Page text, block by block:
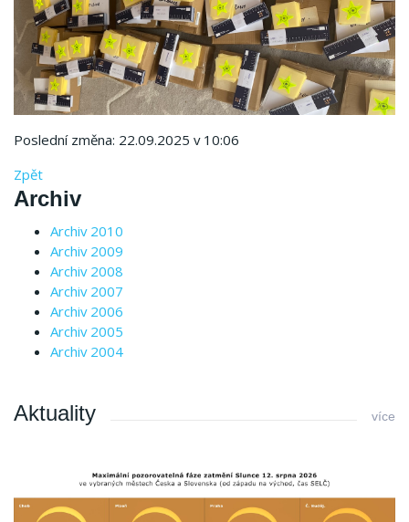
Poslední změna: 22.09.2025 v 10:06
Zpět
Archiv
Archiv 2010
Archiv 2009
Archiv 2008
Archiv 2007
Archiv 2006
Archiv 2005
Archiv 2004
Aktuality více